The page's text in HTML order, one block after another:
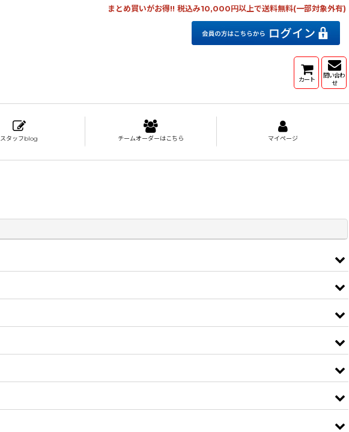
まとめ買いがお得!! 税込み10,000円以上で送料無料(一部対象外有)
カート
問い合わ
せ
スタッフblog チームオーダーはこちら マイページ